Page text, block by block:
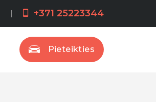
+371 25223344
Pieteikties